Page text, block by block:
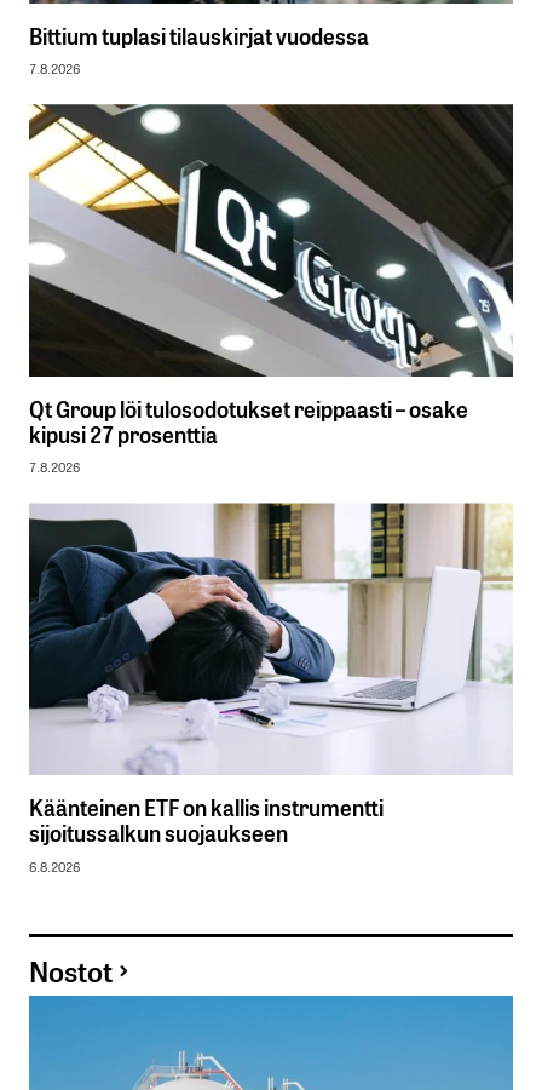
Bittium tuplasi tilauskirjat vuodessa
7.8.2026
Qt Group löi tulosodotukset reippaasti – osake
kipusi 27 prosenttia
7.8.2026
Käänteinen ETF on kallis instrumentti
sijoitussalkun suojaukseen
6.8.2026
Nostot